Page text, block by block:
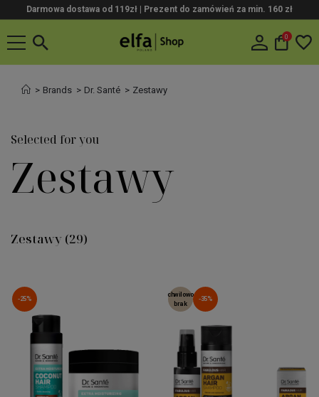
Darmowa dostawa od 119zł | Prezent do zamówień za min. 160 zł
0
Brands Dr. Santé Zestawy
Selected for you
Zestawy
Zestawy (29)
-25% -35%
chwilowo
brak